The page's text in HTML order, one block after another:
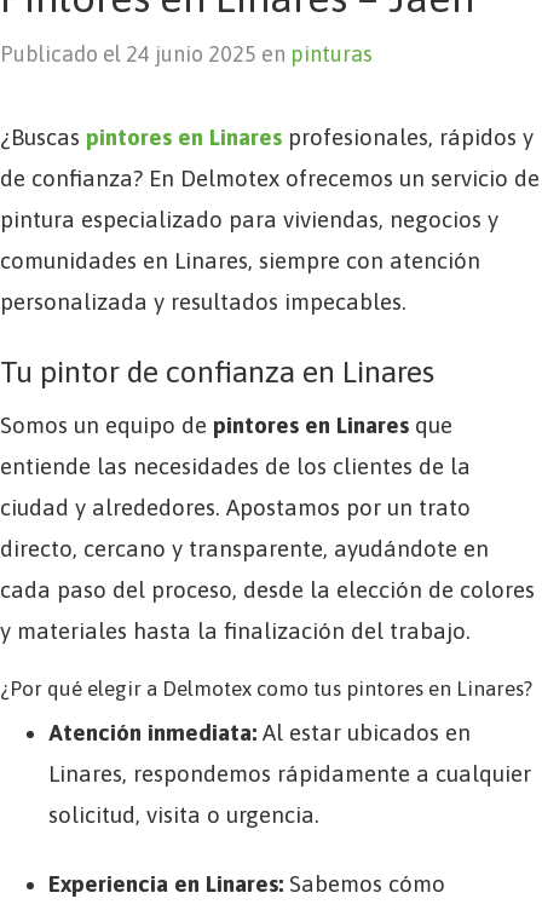
Publicado el 24 junio 2025 en pinturas
¿Buscas pintores en Linares profesionales, rápidos y
de confianza? En Delmotex ofrecemos un servicio de
pintura especializado para viviendas, negocios y
comunidades en Linares, siempre con atención
personalizada y resultados impecables.
Tu pintor de confianza en Linares
Somos un equipo de pintores en Linares que
entiende las necesidades de los clientes de la
ciudad y alrededores. Apostamos por un trato
directo, cercano y transparente, ayudándote en
cada paso del proceso, desde la elección de colores
y materiales hasta la finalización del trabajo.
¿Por qué elegir a Delmotex como tus pintores en Linares?
Atención inmediata: Al estar ubicados en
Linares, respondemos rápidamente a cualquier
solicitud, visita o urgencia.
Experiencia en Linares: Sabemos cómo